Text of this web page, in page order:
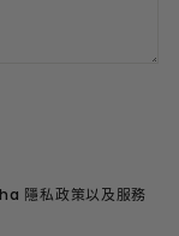
隱私政策以及服務